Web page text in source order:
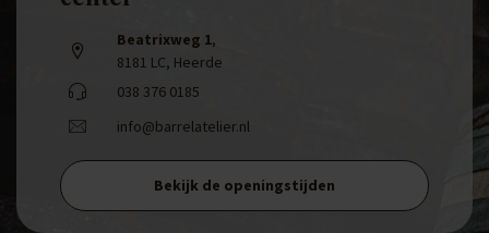
Beatrixweg 1,
8181 LC, Heerde
038 376 0185
info@barrelatelier.nl
Bekijk de openingstijden